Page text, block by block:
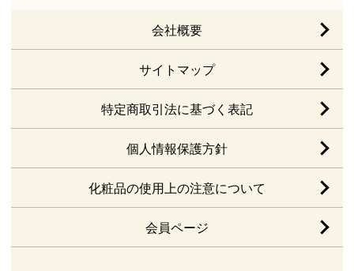
会社概要
サイトマップ
特定商取引法に基づく表記
個人情報保護方針
化粧品の使用上の注意について
会員ページ